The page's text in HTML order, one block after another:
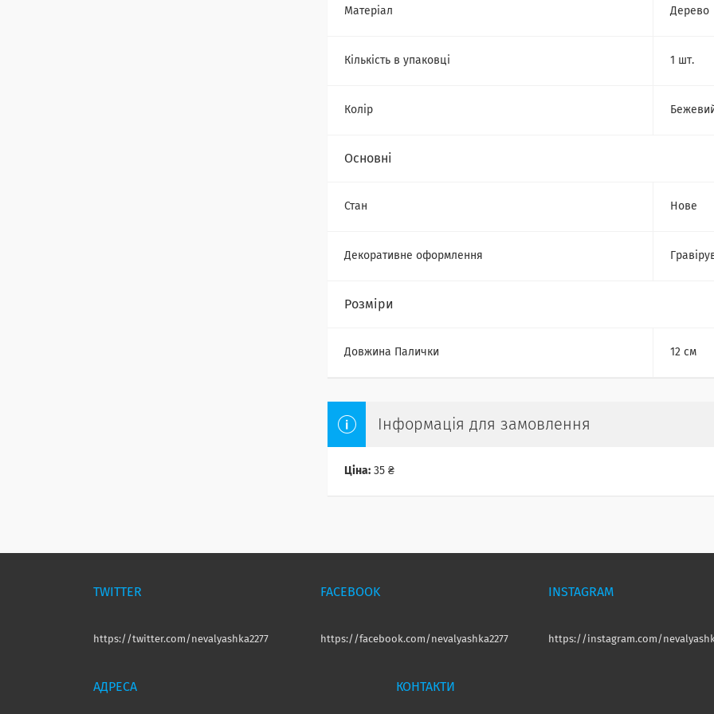
Матеріал Дерево
Кількість в упаковці 1 шт.
Колір
Основні
Стан Нове
Декоративне оформлення
Розміри
Довжина Палички 12 см
Інформація для замовлення
Ціна: 35 ₴
TWITTER
https://twitter.com/nevalyashka2277
FACEBOOK
https://facebook.com/nevalyashka2277
INSTAGRAM
https://instagram.com/